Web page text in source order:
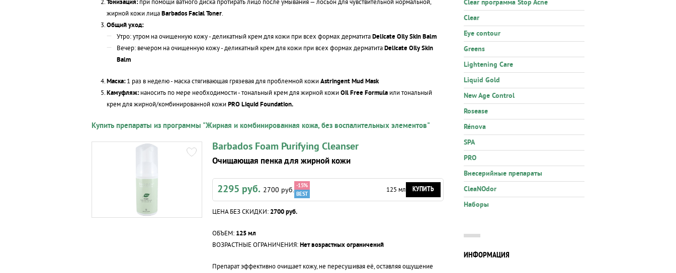
Тонизация:при помощи ватного диска протирать лицо после умывания — лосьон для чувствительной нормальной,
жирной кожи лица Barbados Facial Toner.
Общий уход:
Утро: утром на очищенную кожу - деликатный крем для кожи при всех формах дерматита Delicate Oily Skin Balm
Вечер: вечером на очищенную кожу - деликатный крем для кожи при всех формах дерматита Delicate Oily Skin
Balm
Маска:1 раз в неделю - маска стягивающая грязевая для проблемной кожи Astringent Mud Mask
Камуфляж:наносить по мере необходимости - тональный крем для жирной кожи Oil Free Formula или тональный
крем для жирной/комбинированной кожи PRO Liquid Foundation.
Купить препараты из программы "Жирная и комбинированная кожа, без воспалительных элементов"
Barbados Foam Purifying Cleanser
Очищающая пенка для жирной кожи
2295 руб. 2700 руб.
-15%
125 мл КУПИТЬ
ЦЕНА БЕЗ СКИДКИ: 2700 руб.
ОБЪЕМ: 125 мл
ВОЗРАСТНЫЕ ОГРАНИЧЕНИЯ: Нет возрастных ограничений
Препарат эффективно очищает кожу, не пересушивая её, оставляя ощущение
Clear программа Stop Acne
Clear
Eye contour
Greens
Lightening Care
Liquid Gold
New Age Control
Rosease
Rénova
SPA
PRO
Внесерийные препараты
CleaNOdor
Наборы
ИНФОРМАЦИЯ